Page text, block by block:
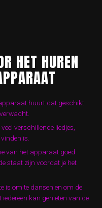
HET HUREN
huurt dat geschikt
verschillende liedjes,
is.
van het apparaat goed
staat zijn voordat je het
is om te dansen en om de
kan genieten van de